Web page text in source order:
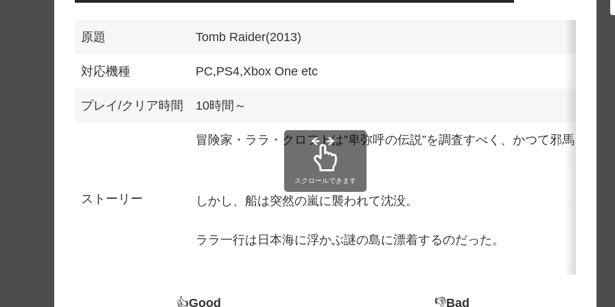
原題 Tomb Raider(2013)
対応機種 PC,PS4,Xbox One etc
プレイ/クリア時間 10時間～
ストーリー
冒険家・ララ・クロフトは”卑弥呼の伝説”を調査すべく、かつて邪馬台国
しかし、船は突然の嵐に襲われて沈没。
ララ一行は日本海に浮かぶ謎の島に漂着するのだった。
スクロールできます
👍Good 👎Bad